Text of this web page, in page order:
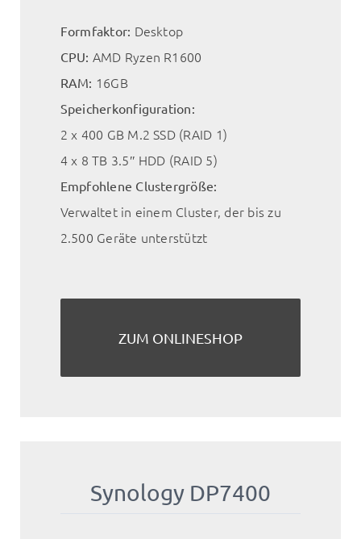
Formfaktor: Desktop
CPU: AMD Ryzen R1600
RAM: 16GB
Speicherkonfiguration:
2 x 400 GB M.2 SSD (RAID 1)
4 x 8 TB 3.5″ HDD (RAID 5)
Empfohlene Clustergröße:
Verwaltet in einem Cluster, der bis zu
2.500 Geräte unterstützt
ZUM ONLINESHOP
Synology DP7400